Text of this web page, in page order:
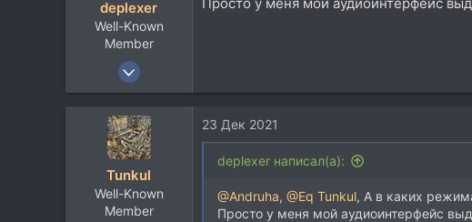
deplexer
Well-Known
Member
9 Янв 2012
8.940
Tunkul
Well-Known
Member
23 Дек 2021
deplexer написал(а):
@Andruha, @Eq Tunkul, А в каких
Просто у меня мой аудиоинтерфейс